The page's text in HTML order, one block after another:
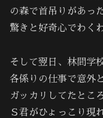
の森で首吊りがあっ
驚きと好奇心でわく
そして翌日、林間学
各係りの仕事で意外
ガッカリしてたとこ
Ｓ君がひょっこり現